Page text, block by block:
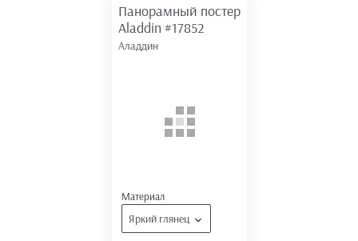
Панорамный постер
Aladdin #17852
Аладдин
Материал
Яркий глянец